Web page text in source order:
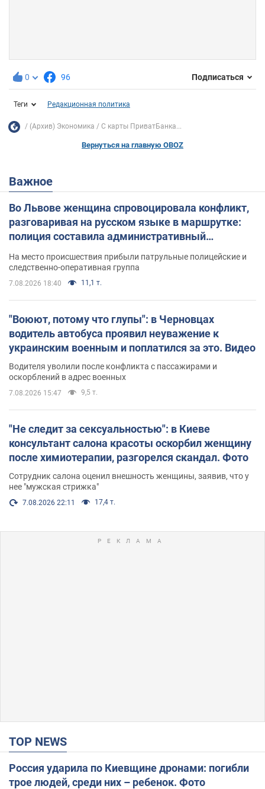
0 96 Подписаться
Теги Редакционная политика
(Архив) Экономика С карты ПриватБанка...
Вернуться на главную OBOZ
Важное
Во Львове женщина спровоцировала конфликт,
разговаривая на русском языке в маршрутке:
полиция составила административный
На место происшествия прибыли патрульные полицейские и
следственно-оперативная группа
7.08.2026 18:40 11,1 т.
"Воюют, потому что глупы": в Черновцах
водитель автобуса проявил неуважение к
украинским военным и поплатился за это. Видео
Водителя уволили после конфликта с пассажирами и
оскорблений в адрес военных
7.08.2026 15:47 9,5 т.
"Не следит за сексуальностью": в Киеве
консультант салона красоты оскорбил женщину
после химиотерапии, разгорелся скандал. Фото
Сотрудник салона оценил внешность женщины, заявив, что у
нее "мужская стрижка"
7.08.2026 22:11 17,4 т.
TOP NEWS
Россия ударила по Киевщине дронами: погибли
трое людей, среди них – ребенок. Фото